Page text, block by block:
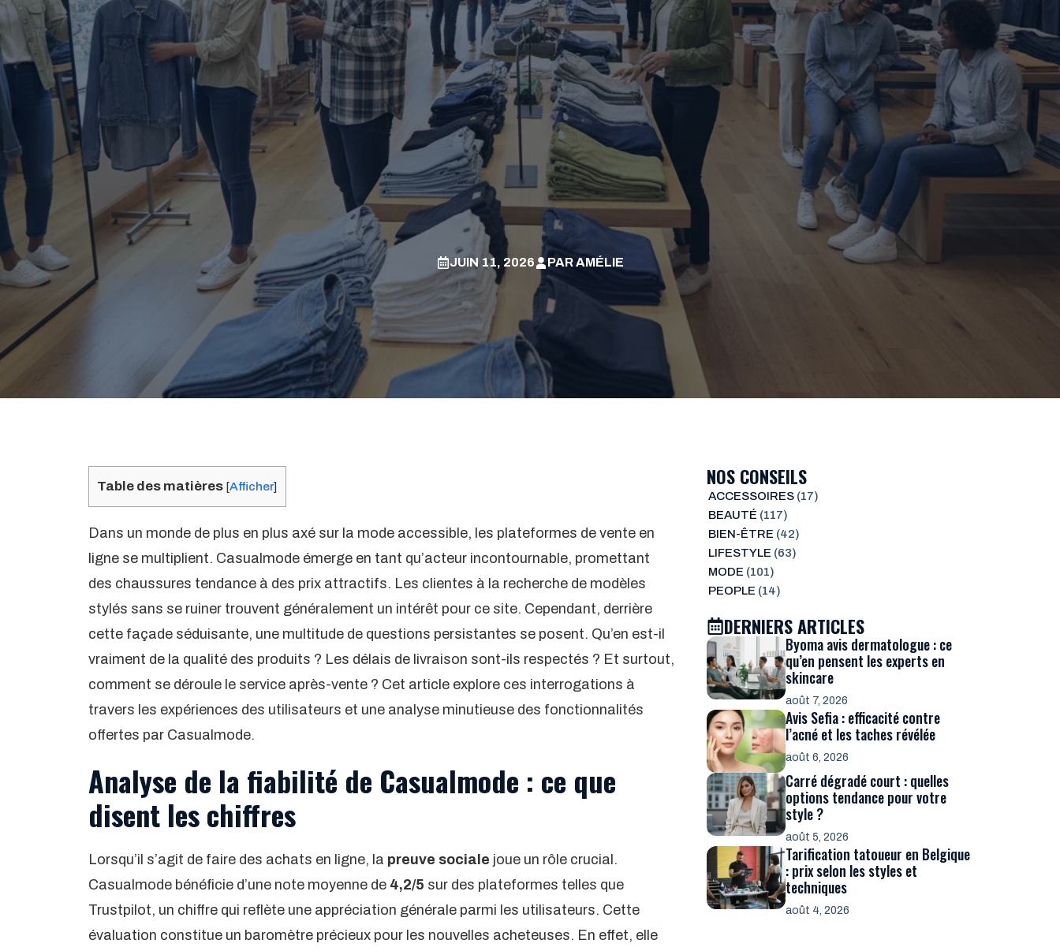
JUIN 11, 2026 PARAMÉLIE
Table des matières [Afficher]
Dans un monde de plus en plus axé sur la mode accessible, les plateformes de vente en
ligne se multiplient. Casualmode émerge en tant qu’acteur incontournable, promettant
des chaussures tendance à des prix attractifs. Les clientes à la recherche de modèles
stylés sans se ruiner trouvent généralement un intérêt pour ce site. Cependant, derrière
cette façade séduisante, une multitude de questions persistantes se posent. Qu’en est-il
vraiment de la qualité des produits ? Les délais de livraison sont-ils respectés ? Et surtout,
comment se déroule le service après-vente ? Cet article explore ces interrogations à
travers les expériences des utilisateurs et une analyse minutieuse des fonctionnalités
offertes par Casualmode.
Analyse de la fiabilité de Casualmode : ce que
disent les chiffres
Lorsqu’il s’agit de faire des achats en ligne, la preuve sociale joue un rôle crucial.
Casualmode bénéficie d’une note moyenne de 4,2/5 sur des plateformes telles que
Trustpilot, un chiffre qui reflète une appréciation générale parmi les utilisateurs. Cette
évaluation constitue un baromètre précieux pour les nouvelles acheteuses. En effet, elle
NOS CONSEILS
ACCESSOIRES(17)
BEAUTÉ (117)
BIEN-ÊTRE (42)
LIFESTYLE (63)
MODE (101)
PEOPLE (14)
DERNIERS ARTICLES
Byoma avis dermatologue : ce
qu’en pensent les experts en
skincare
août 7, 2026
Avis Sefia : efficacité contre
l’acné et les taches révélée
août 6, 2026
Carré dégradé court : quelles
options tendance pour votre
style ?
août 5, 2026
Tarification tatoueur en Belgique
: prix selon les styles et
techniques
août 4, 2026